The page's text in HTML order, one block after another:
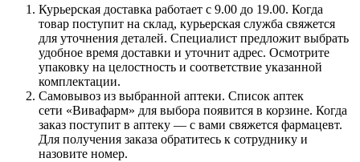
Курьерская доставка работает с 9.00 до 19.00. Когда
товар поступит на склад, курьерская служба свяжется
для уточнения деталей. Специалист предложит выбрать
удобное время доставки и уточнит адрес. Осмотрите
упаковку на целостность и соответствие указанной
комплектации.
Самовывоз из выбранной аптеки. Список аптек
сети «Вивафарм» для выбора появится в корзине. Когда
заказ поступит в аптеку — с вами свяжется фармацевт.
Для получения заказа обратитесь к сотруднику и
назовите номер.